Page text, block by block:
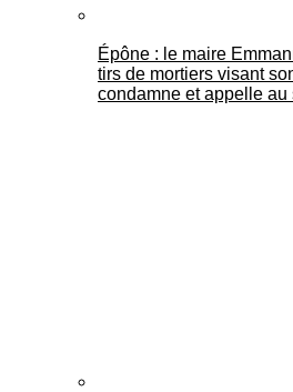
Épône : le maire
tirs de mortiers visant
condamne et appelle